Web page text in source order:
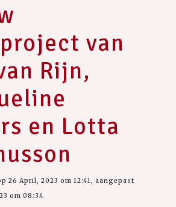
van
Rijn,
en Lotta
26 April, 2023 om 12:41, aangepast
om 08:34